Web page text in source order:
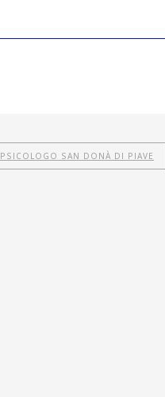
PSICOLOGO SAN DONÀ DI PIAVE